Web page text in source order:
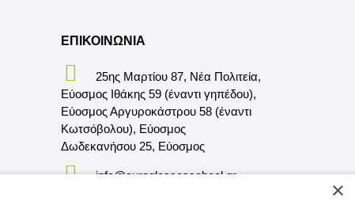
ΕΠΙΚΟΙΝΩΝΙΑ
25ης Μαρτίου 87, Νέα Πολιτεία,
Εύοσμος Ιθάκης 59 (έναντι γηπέδου),
Εύοσμος Αργυροκάστρου 58 (έναντι
Κωτσόβολου), Εύοσμος
Δωδεκανήσου 25, Εύοσμος
info@euroglossesschool.gr
×